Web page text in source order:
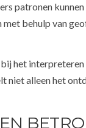
patronen
behulp van
het
niet alleen het